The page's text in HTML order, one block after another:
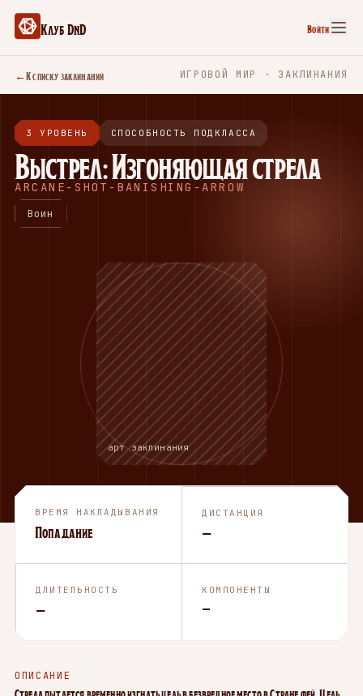
Клуб DnD Войти
←К списку заклинаний ИГРОВОЙ МИР · ЗАКЛИНАНИЯ
3 УРОВЕНЬ СПОСОБНОСТЬ ПОДКЛАССА
Выстрел: Изгоняющая стрела
ARCANE-SHOT-BANISHING-ARROW
Воин
арт заклинания
ВРЕМЯ НАКЛАДЫВАНИЯ
Попадание
ДИСТАНЦИЯ
—
ДЛИТЕЛЬНОСТЬ
—
КОМПОНЕНТЫ
—
ОПИСАНИЕ
Стрела пытается временно изгнать цель в безвредное место в Стране фей. Цель